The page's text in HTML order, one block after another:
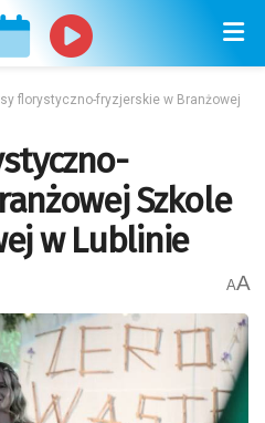
florystyczno-fryzjerskie w Branżowej
Szkole
w Lublinie
AA